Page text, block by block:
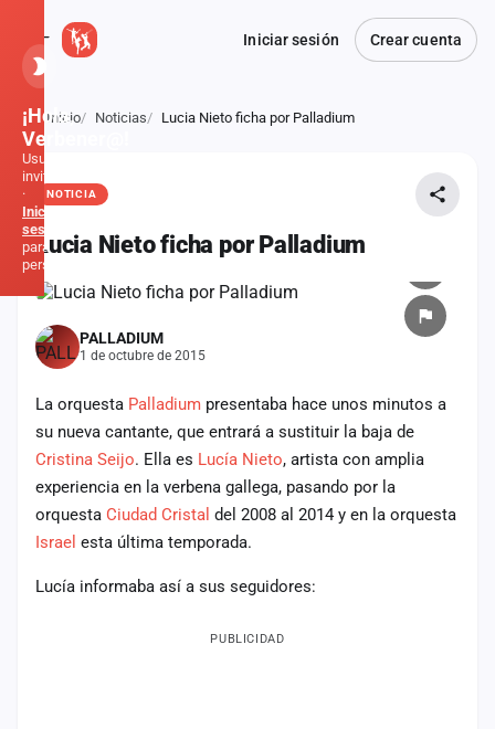
Iniciar sesión Crear cuenta
Atrás
Inicio Noticias Lucia Nieto ficha por Palladium
NOTICIA
Lucia Nieto ficha por Palladium
PALLADIUM
1 de octubre de 2015
La orquesta Palladium presentaba hace unos minutos a
su nueva cantante, que entrará a sustituir la baja de
Cristina Seijo. Ella es Lucía Nieto, artista con amplia
experiencia en la verbena gallega, pasando por la
orquesta Ciudad Cristal del 2008 al 2014 y en la orquesta
Israel esta última temporada.
Lucía informaba así a sus seguidores:
PUBLICIDAD
¡Hola,
Verbener@!
Usuario
invitado
·
Inicia
sesión
para
personalizar
Inicio
Formaciones
Fiestas
Mapa
de